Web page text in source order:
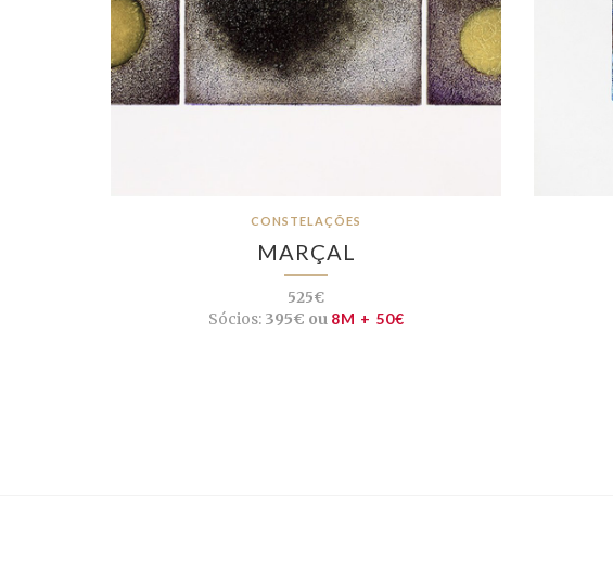
CONSTELAÇÕES
MARÇAL
525€
Sócios:395€ ou 8M + 50€